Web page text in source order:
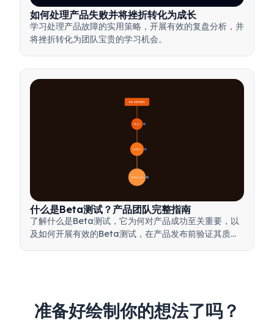
如何处理产品失败并将挫折转化为成长
学习处理产品故障的实用策略，开展有效的复盘分析，并
将挫折转化为团队宝贵的学习机会。
🔍 定义 4
🎯 重要性 7
📋 流程与类型 20
Beta测试概述
什么是Beta测试？产品团队完整指南
了解什么是Beta测试，它为何对产品成功至关重要，以
及如何开展有效的Beta测试，在产品发布前验证其质
准备好绘制你的想法了吗？